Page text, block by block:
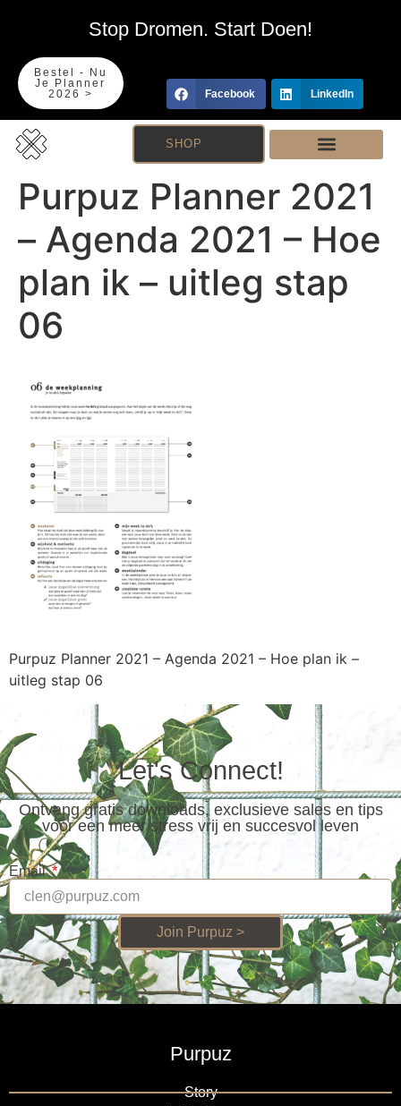
Stop Dromen. Start Doen!
Bestel - Nu
Je Planner
2026 >
Facebook LinkedIn
SHOP
Purpuz Planner 2021
– Agenda 2021 – Hoe
plan ik – uitleg stap
06
Purpuz Planner 2021 – Agenda 2021 – Hoe plan ik –
uitleg stap 06
Let's Connect!
Ontvang gratis downloads, exclusieve sales en tips
voor een meer stress vrij en succesvol leven
Email
Join Purpuz >
Purpuz
Story